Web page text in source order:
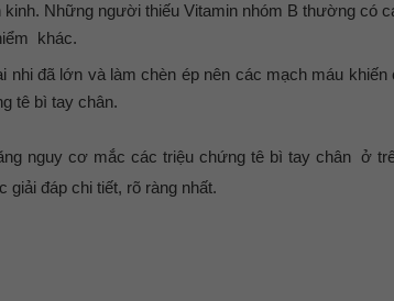
Những người thiếu Vitamin nhóm B thường có
khác.
nhi đã lớn và làm chèn ép nên các mạch máu khiến
tê bì tay chân.
nguy cơ mắc các triệu chứng tê bì tay chân ở
đáp chi tiết, rõ ràng nhất.